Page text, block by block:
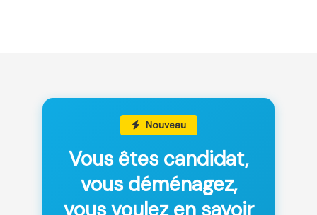
Nouveau
Vous êtes candidat,
vous déménagez,